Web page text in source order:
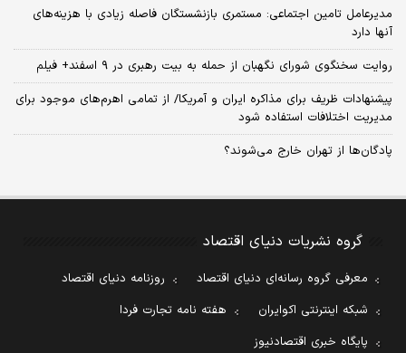
مدیرعامل تامین اجتماعی: مستمری بازنشستگان فاصله زیادی با هزینه‌های
آنها دارد
روایت سخنگوی شورای نگهبان از حمله به بیت رهبری در ۹ اسفند+ فیلم
پیشنهادات ظریف برای مذاکره ایران و آمریکا/ از تمامی اهرم‌های موجود برای
مدیریت اختلافات استفاده شود
پادگان‌ها از تهران خارج می‌شوند؟
گروه نشریات دنیای اقتصاد
معرفی گروه رسانه‌ای دنیای اقتصاد
روزنامه دنیای اقتصاد
شبکه اینترنتی اکوایران
هفته نامه تجارت فردا
پایگاه خبری اقتصادنیوز